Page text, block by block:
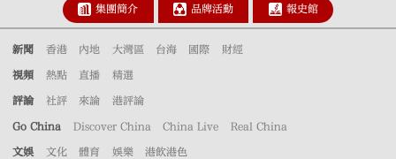
集團簡介 品牌活動 報史館
新聞 香港 內地 大灣區 台海 國際 財經
視頻 熱點 直播 精選
評論 社評 來論 港評論
Go China Discover China China Live Real China
文娛 文化 體育 娛樂 港飲港色